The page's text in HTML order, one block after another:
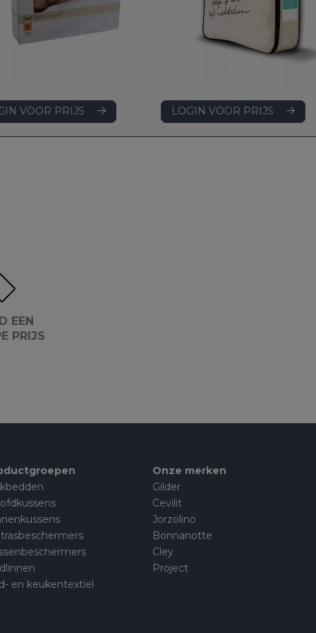
VOOR PRIJS LOGIN VOOR PRIJS
EEN
PRIJS
en keukentextiel
Onze merken
Gilder
Cevilit
Jorzolino
Bonnanotte
Cley
Project